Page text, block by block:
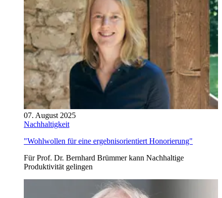
07. August 2025
Nachhaltigkeit
"Wohlwollen für eine ergebnisorientiert Honorierung"
Für Prof. Dr. Bernhard Brümmer kann Nachhaltige
Produktivität gelingen